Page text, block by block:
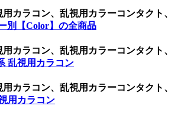
カラコン、乱視用カラーコンタクト、
別【Color】の全商品
カラコン、乱視用カラーコンタクト、
乱視用カラコン
カラコン、乱視用カラーコンタクト、
用カラコン